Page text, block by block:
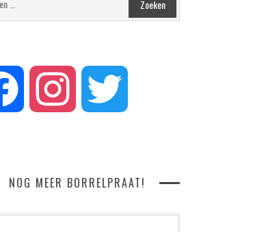
Facebook Instagram
NOG MEER BORRELPRAAT!